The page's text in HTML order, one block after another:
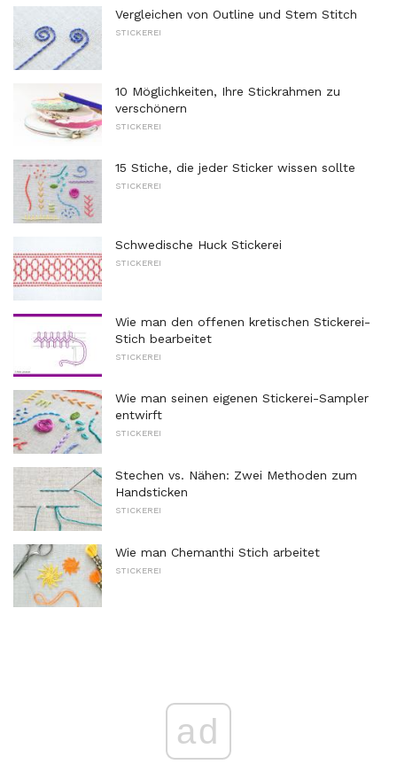
Vergleichen von Outline und Stem Stitch
STICKEREI
10 Möglichkeiten, Ihre Stickrahmen zu
verschönern
STICKEREI
15 Stiche, die jeder Sticker wissen sollte
STICKEREI
Schwedische Huck Stickerei
STICKEREI
Wie man den offenen kretischen Stickerei-
Stich bearbeitet
STICKEREI
Wie man seinen eigenen Stickerei-Sampler
entwirft
STICKEREI
Stechen vs. Nähen: Zwei Methoden zum
Handsticken
STICKEREI
Wie man Chemanthi Stich arbeitet
STICKEREI
ad